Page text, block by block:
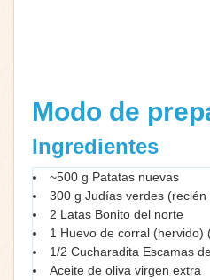
Modo de
Ingredientes
~500 g Patatas nuevas
300 g Judías verdes
2 Latas Bonito del norte
1 Huevo de corral (hervido)
1/2 Cucharadita Escamas
Aceite de oliva virgen extra